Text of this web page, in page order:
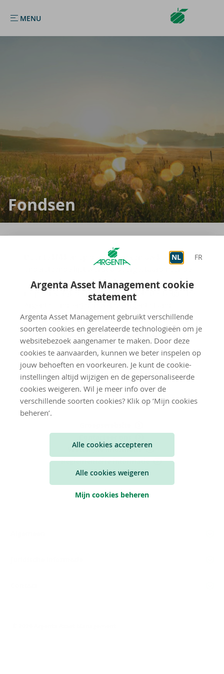
NL FR
Argenta Asset Management cookie
statement
Argenta Asset Management gebruikt verschillende
soorten cookies en gerelateerde technologieën om je
websitebezoek aangenamer te maken. Door deze
cookies te aanvaarden, kunnen we beter inspelen op
jouw behoeften en voorkeuren. Je kunt de cookie-
instellingen altijd wijzigen en de gepersonaliseerde
cookies weigeren. Wil je meer info over de
verschillende soorten cookies? Klik op ‘Mijn cookies
beheren’.
Alle cookies accepteren
Alle cookies weigeren
Mijn cookies beheren
MENU
MENU
Fond­sen
Door te klikken op de fondsen van uw keuze in
corresponderende productpagina op
respectievelijk de DPAM Funds website (Belgische
website (Luxemburgse Argenta fondsen).
Belgische Argenta fondsen
Luxemburgse Argenta fondsen
Wettelijke informatie
Reglementaire informatie